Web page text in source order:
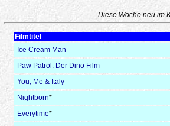
Diese Woche neu im
Filmtitel
Ice Cream Man
Paw Patrol: Der Dino Film
You, Me & Italy
Nightborn*
Everytime*